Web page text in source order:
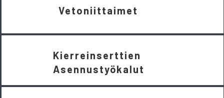
Vetoniittaimet
Kierreinserttien
Asennustyökalut